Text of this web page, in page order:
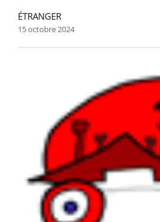
ÉTRANGER
15 octobre 2024